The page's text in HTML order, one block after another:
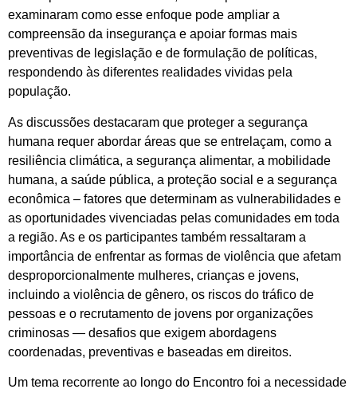
examinaram como esse enfoque pode ampliar a
compreensão da insegurança e apoiar formas mais
preventivas de legislação e de formulação de políticas,
respondendo às diferentes realidades vividas pela
população.
As discussões destacaram que proteger a segurança
humana requer abordar áreas que se entrelaçam, como a
resiliência climática, a segurança alimentar, a mobilidade
humana, a saúde pública, a proteção social e a segurança
econômica – fatores que determinam as vulnerabilidades e
as oportunidades vivenciadas pelas comunidades em toda
a região. As e os participantes também ressaltaram a
importância de enfrentar as formas de violência que afetam
desproporcionalmente mulheres, crianças e jovens,
incluindo a violência de gênero, os riscos do tráfico de
pessoas e o recrutamento de jovens por organizações
criminosas — desafios que exigem abordagens
coordenadas, preventivas e baseadas em direitos.
Um tema recorrente ao longo do Encontro foi a necessidade